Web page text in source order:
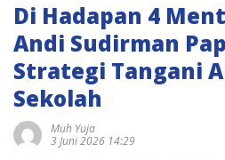
Di Hadapan 4
Andi Sudirman
Strategi Tangani
Sekolah
Muh Yuja
3 Juni 2026 14:29